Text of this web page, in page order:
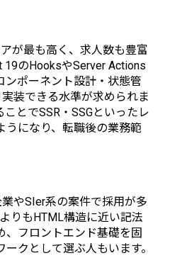
が最も高く、求人数も豊富
19のHooksやServer Actions
ンポーネント設計・状態管
装できる水準が求められま
とでSSR・SSGといったレ
うになり、転職後の業務範
やSIer系の案件で採用が多
りもHTML構造に近い記法
、フロントエンド基礎を固
クとして選ぶ人もいます。